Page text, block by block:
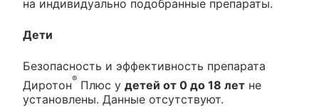
на индивидуально подобранные препараты.
Дети
Безопасность и эффективность препарата
Диротон® Плюс у детей от 0 до 18 лет не
установлены. Данные отсутствуют.